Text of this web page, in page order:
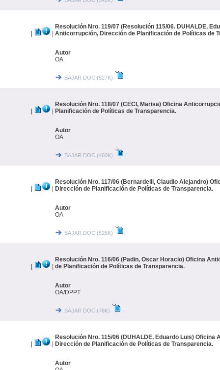
Resolución Nro. 119/07 (Resolución 115/06. DUHALDE,
Anticorrupción, Dirección de Planificación de Políticas de
Autor
OA
BAJAR DOC (527K) |
Resolución Nro. 118/07 (CECI, Marisa) Oficina
Planificación de Políticas de Transparencia.
Autor
OA
BAJAR DOC (460K) |
Resolución Nro. 117/06 (Bernardelli, Claudio Alejandro)
Dirección de Planificación de Políticas de Transparencia.
Autor
OA
BAJAR DOC (525K) |
Resolución Nro. 116/06 (Padin, Oscar Horacio) Oficina
de Planificación de Políticas de Transparencia.
Autor
OA/DPPT
BAJAR DOC (78K) |
Resolución Nro. 115/06 (DUHALDE, Eduardo Luis) Oficina
Dirección de Planificación de Políticas de Transparencia.
Autor